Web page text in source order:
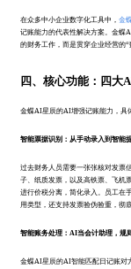
在众多中小企业数字化工具中，金
记账能力的代表性解决方案。金蝶
的财务工作，而是贯穿企业经营的“
四、核心功能：四大
金蝶AI星辰的AI增强记账能力，具
智能票据识别：从手动录入到智能
过去财务人员需要一张张核对发票
子、纸质发票，以及高铁票、飞机
进行价税分离，简化录入。员工在
用类型，还支持发票验伪验重，彻
智能账务处理：AI当会计助理，规
金蝶AI星辰的AI智能匹配日记账对